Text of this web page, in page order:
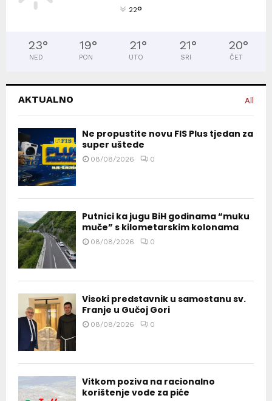
22°
23°
NED
19°
PON
21°
UTO
21°
SRI
20°
ČET
AKTUALNO All
Ne propustite novu FIS Plus tjedan za
super uštede
08/08/2026 0
Putnici ka jugu BiH godinama “muku
muče” s kilometarskim kolonama
08/08/2026 0
Visoki predstavnik u samostanu sv.
Franje u Gučoj Gori
08/08/2026 0
Vitkom poziva na racionalno
korištenje vode za piće